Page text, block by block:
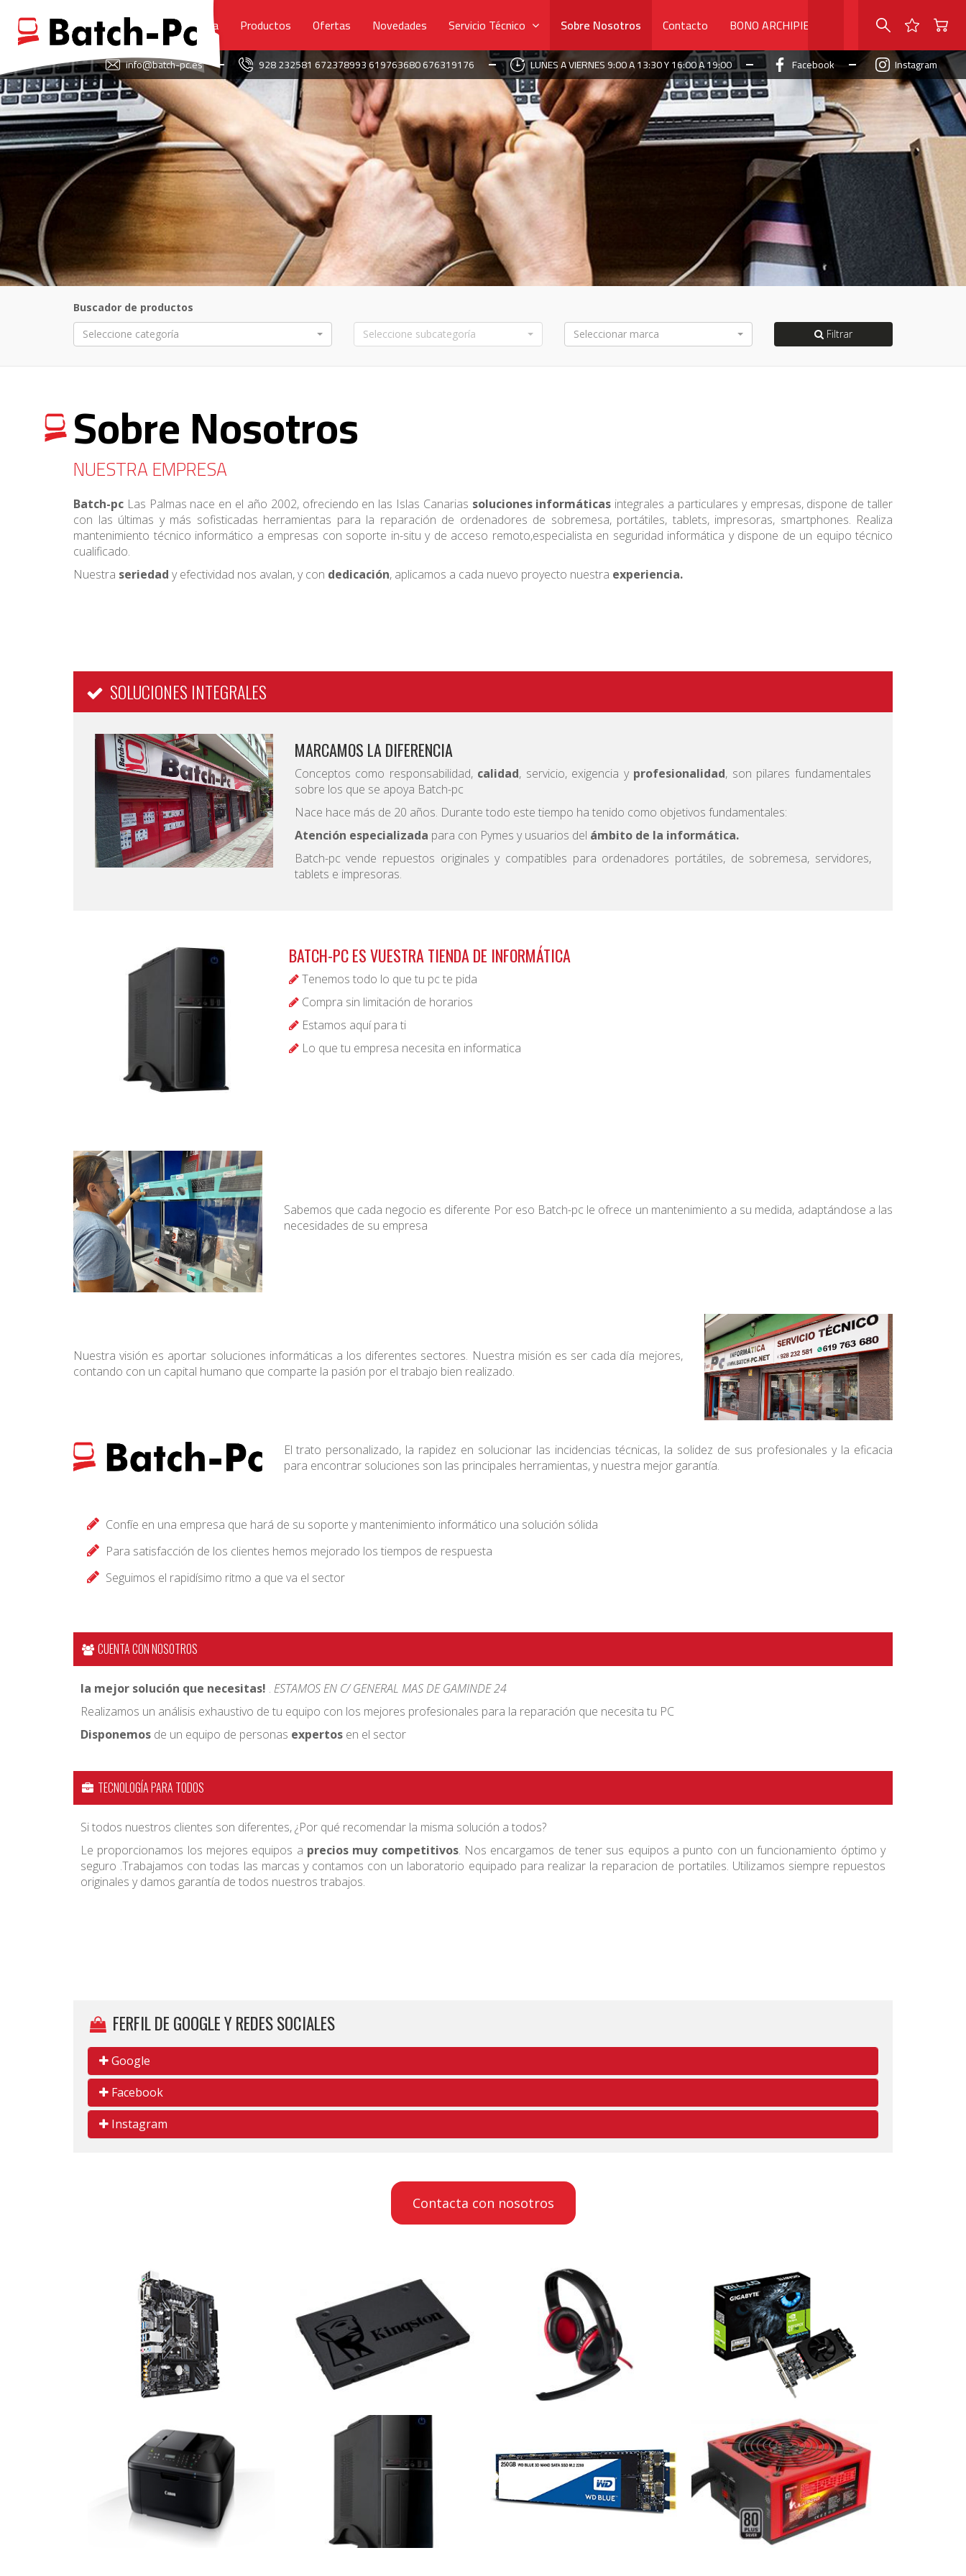
Portada Productos Ofertas Novedades Servicio Técnico Sobre Nosotros Contacto BONO ARCHIPIELAGO
info@batch-pc.es 928 232581 672378993 619763680 676319176 LUNES A VIERNES 9:00 A 13:30 Y 16:00 A 19:00 Facebook Instagram
Buscador de productos
Seleccione categoría
Seleccione subcategoría Seleccionar marca Filtrar
Sobre Nosotros
NUESTRA EMPRESA
Batch-pc Las Palmas nace en el año 2002, ofreciendo en las Islas Canarias soluciones informáticas integrales a particulares y empresas, dispone de taller
con las últimas y más sofisticadas herramientas para la reparación de ordenadores de sobremesa, portátiles, tablets, impresoras, smartphones. Realiza
mantenimiento técnico informático a empresas con soporte in-situ y de acceso remoto,especialista en seguridad informática y dispone de un equipo técnico
cualificado.
Nuestra seriedad y efectividad nos avalan, y con dedicación, aplicamos a cada nuevo proyecto nuestra experiencia.
SOLUCIONES INTEGRALES
MARCAMOS LA DIFERENCIA
Conceptos como responsabilidad, calidad, servicio, exigencia y profesionalidad, son pilares fundamentales
sobre los que se apoya Batch-pc
Nace hace más de 20 años. Durante todo este tiempo ha tenido como objetivos fundamentales:
Atención especializada para con Pymes y usuarios del ámbito de la informática.
Batch-pc vende repuestos originales y compatibles para ordenadores portátiles, de sobremesa, servidores,
tablets e impresoras.
BATCH-PC ES VUESTRA TIENDA DE INFORMÁTICA
Tenemos todo lo que tu pc te pida
Compra sin limitación de horarios
Estamos aquí para ti
Lo que tu empresa necesita en informatica
Sabemos que cada negocio es diferente Por eso Batch-pc le ofrece un mantenimiento a su medida, adaptándose a las
necesidades de su empresa
Nuestra visión es aportar soluciones informáticas a los diferentes sectores. Nuestra misión es ser cada día mejores,
contando con un capital humano que comparte la pasión por el trabajo bien realizado.
El trato personalizado, la rapidez en solucionar las incidencias técnicas, la solidez de sus profesionales y la eficacia
para encontrar soluciones son las principales herramientas, y nuestra mejor garantía.
Confíe en una empresa que hará de su soporte y mantenimiento informático una solución sólida
Para satisfacción de los clientes hemos mejorado los tiempos de respuesta
Seguimos el rapidísimo ritmo a que va el sector
CUENTA CON NOSOTROS
la mejor solución que necesitas! . ESTAMOS EN C/ GENERAL MAS DE GAMINDE 24
Realizamos un análisis exhaustivo de tu equipo con los mejores profesionales para la reparación que necesita tu PC
Disponemos de un equipo de personas expertos en el sector
TECNOLOGÍA PARA TODOS
Si todos nuestros clientes son diferentes, ¿Por qué recomendar la misma solución a todos?
Le proporcionamos los mejores equipos a precios muy competitivos. Nos encargamos de tener sus equipos a punto con un funcionamiento óptimo y
seguro .Trabajamos con todas las marcas y contamos con un laboratorio equipado para realizar la reparacion de portatiles. Utilizamos siempre repuestos
originales y damos garantía de todos nuestros trabajos.
FERFIL DE GOOGLE Y REDES SOCIALES
Google
Facebook
Instagram
Contacta con nosotros
FAVORITOS
PORTADA
NOVEDADES
SERVICIO TÉCNICO
SOBRE NOSOTROS
BONO ARCHIPIELAGO